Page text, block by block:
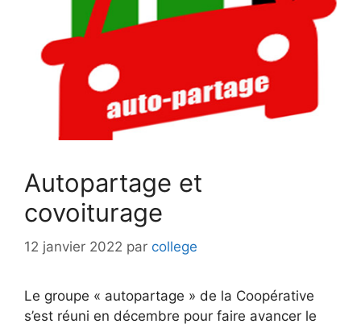
Autopartage et
covoiturage
12 janvier 2022 par college
Le groupe « autopartage » de la Coopérative
s’est réuni en décembre pour faire avancer le